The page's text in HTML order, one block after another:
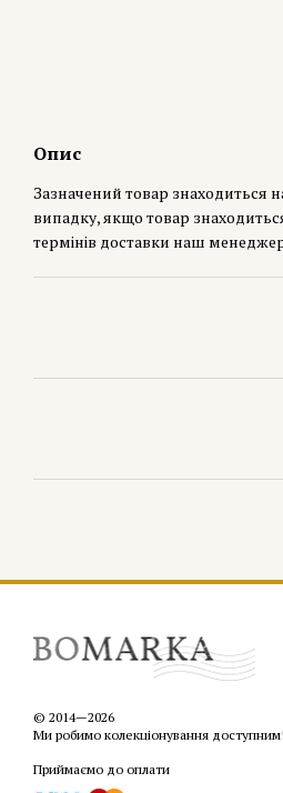
Опис
Зазначений товар знаходиться
випадку, якщо товар
термінів доставки наш
© 2014—2026
Ми робимо колекціонування доступним!
Приймаємо до оплати